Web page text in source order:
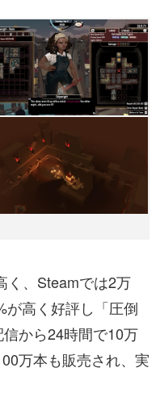
く、Steamでは2万
が高く好評し「圧倒
から24時間で10万
万本も販売され、実